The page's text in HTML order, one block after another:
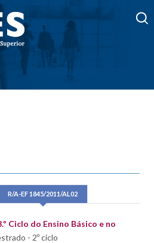
R/A-EF 1845/2011/AL02
Ciclo do Ensino Básico e no
- 2º ciclo